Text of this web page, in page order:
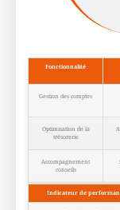
Fonctionnalité
Gestion des comptes
Optimisation de la
trésorerie
Accompagnement
conseils
Indicateur de